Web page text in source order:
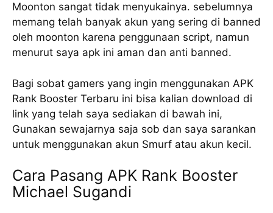
Moonton sangat tidak menyukainya. sebelumnya
memang telah banyak akun yang sering di banned
oleh moonton karena penggunaan script, namun
menurut saya apk ini aman dan anti banned.
Bagi sobat gamers yang ingin menggunakan APK
Rank Booster Terbaru ini bisa kalian download di
link yang telah saya sediakan di bawah ini,
Gunakan sewajarnya saja sob dan saya sarankan
untuk menggunakan akun Smurf atau akun kecil.
Cara Pasang APK Rank Booster
Michael Sugandi